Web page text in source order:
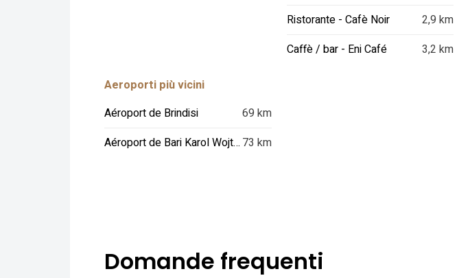
Ristorante - Cafè Noir
2,9 km
Caffè / bar - Eni Café
3,2 km
Aeroporti più vicini
Aéroport de Brindisi
69 km
Aéroport de Bari Karol Wojtyla 73 km
Domande frequenti